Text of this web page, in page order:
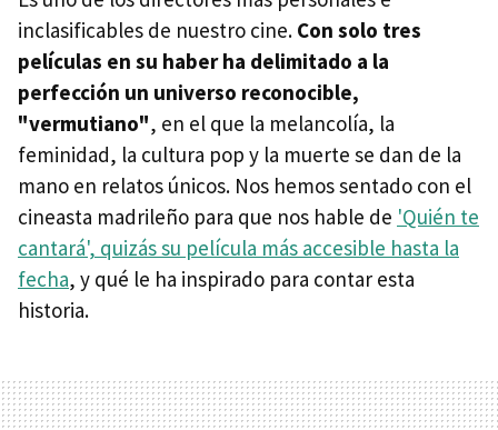
inclasificables de nuestro cine. Con solo tres
películas en su haber ha delimitado a la
perfección un universo reconocible,
"vermutiano", en el que la melancolía, la
feminidad, la cultura pop y la muerte se dan de la
mano en relatos únicos. Nos hemos sentado con el
cineasta madrileño para que nos hable de 'Quién te
cantará', quizás su película más accesible hasta la
fecha, y qué le ha inspirado para contar esta
historia.